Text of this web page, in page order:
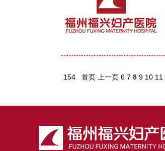
154 首页 上一页 6 7 8 9 10 11